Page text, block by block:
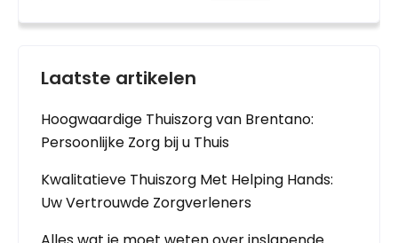
Laatste artikelen
Hoogwaardige Thuiszorg van Brentano:
Persoonlijke Zorg bij u Thuis
Kwalitatieve Thuiszorg Met Helping Hands:
Uw Vertrouwde Zorgverleners